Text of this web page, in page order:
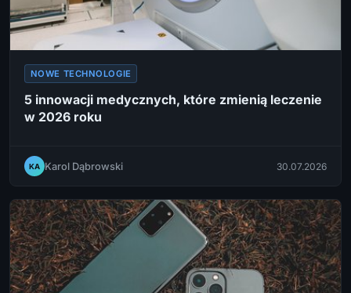
NOWE TECHNOLOGIE
5 innowacji medycznych, które zmienią leczenie
w 2026 roku
KA Karol Dąbrowski 30.07.2026